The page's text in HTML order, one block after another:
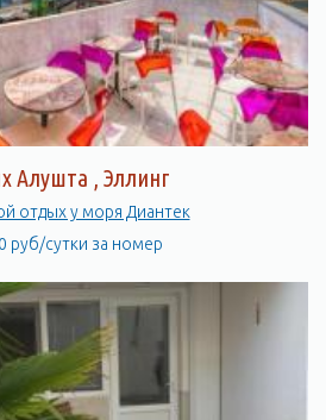
Алушта , Эллинг
отдых у моря Диантек
руб/сутки за номер